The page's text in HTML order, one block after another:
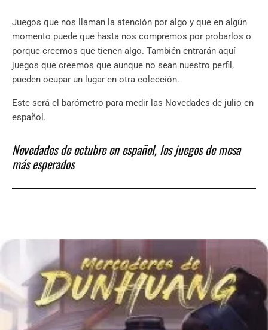
Juegos que nos llaman la atención por algo y que en algún
momento puede que hasta nos compremos por probarlos o
porque creemos que tienen algo. También entrarán aquí
juegos que creemos que aunque no sean nuestro perfil,
pueden ocupar un lugar en otra colección.
Este será el barómetro para medir las Novedades de julio en
español.
Novedades de octubre en español, los juegos de mesa
más esperados